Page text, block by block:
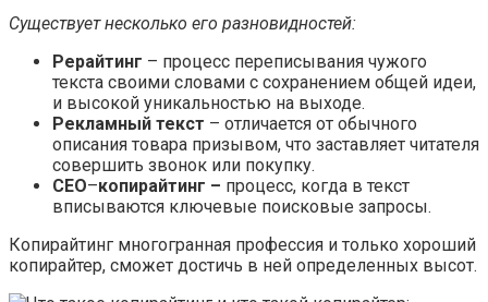
Существует несколько его разновидностей:
Рерайтинг – процесс переписывания чужого
текста своими словами с сохранением общей идеи,
и высокой уникальностью на выходе.
Рекламный текст – отличается от обычного
описания товара призывом, что заставляет читателя
совершить звонок или покупку.
СЕО–копирайтинг – процесс, когда в текст
вписываются ключевые поисковые запросы.
Копирайтинг многогранная профессия и только хороший
копирайтер, сможет достичь в ней определенных высот.